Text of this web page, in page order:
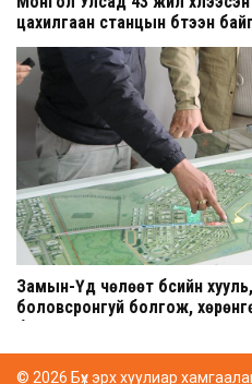
цахилгаан станцын бүтээн
эхлүүллээ
Замын-Үүд чөлөөт бүсийн
боловсронгуй болгож,
бодлогыг эрчимжүүлнэ
© 2026 Бүх эрх хуулиар